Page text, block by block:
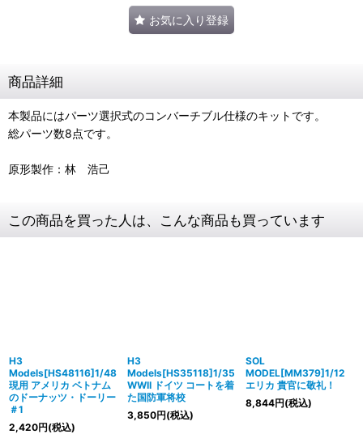
お気に入り登録
商品詳細
本製品にはパーツ選択式のコンバーチブル仕様のキットです。
総パーツ数8点です。
原形製作：林 浩己
この商品を買った人は、こんな商品も買っています
H3
Models[HS48116]1/48
現用 アメリカ ベトナム
のドーナッツ・ドーリー
＃1
2,420円(税込)
H3
Models[HS35118]1/35
WWII ドイツ コートを着
た国防軍将校
3,850円(税込)
SOL
MODEL[MM379]1/12
エリカ 貴官に敬礼！
8,844円(税込)